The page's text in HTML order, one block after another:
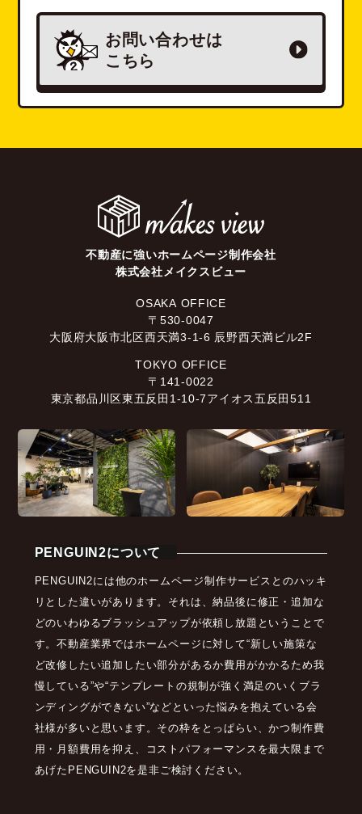
お問い合わせは
こちら
不動産に強いホームページ制作会社
株式会社メイクスビュー
OSAKA OFFICE
〒530-0047
大阪府大阪市北区西天満3-1-6 辰野西天満ビル2F
TOKYO OFFICE
〒141-0022
東京都品川区東五反田1-10-7アイオス五反田511
PENGUIN2について
PENGUIN2には他のホームページ制作サービスとのハッキ
リとした違いがあります。それは、納品後に修正・追加な
どのいわゆるブラッシュアップが依頼し放題ということで
す。不動産業界ではホームページに対して“新しい施策な
ど改修したい追加したい部分があるか費用がかかるため我
慢している”や“テンプレートの規制が強く満足のいくブラ
ンディングができない”などといった悩みを抱えている会
社様が多いと思います。その枠をとっぱらい、かつ制作費
用・月額費用を抑え、コストパフォーマンスを最大限まで
あげたPENGUIN2を是非ご検討ください。